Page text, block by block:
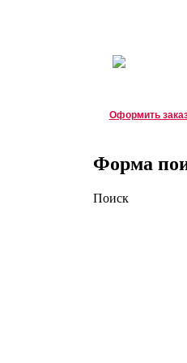
Корзина
Оформить
Форма
Поиск